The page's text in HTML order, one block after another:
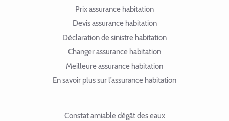
Prix assurance habitation
Devis assurance habitation
Déclaration de sinistre habitation
Changer assurance habitation
Meilleure assurance habitation
En savoir plus sur l’assurance habitation
Constat amiable dégât des eaux